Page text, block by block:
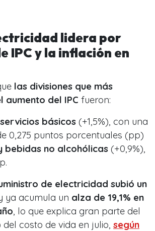
lidera por
IPC y la inflación en
las divisiones que más
aumento del IPC fueron:
básicos (+1,5%), con una
0,275 puntos porcentuales (pp)
bebidas no alcohólicas (+0,9%),
de electricidad subió un
ya acumula un alza de 19,1% en
, lo que explica gran parte del
costo de vida en julio, según